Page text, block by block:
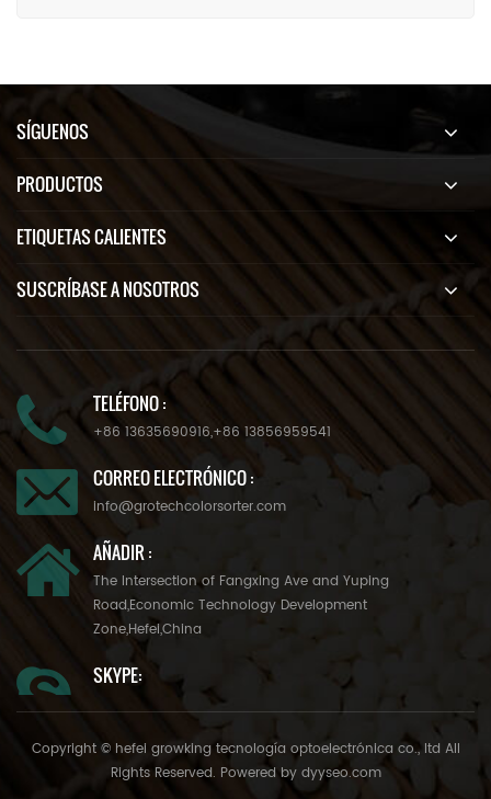
SÍGUENOS
PRODUCTOS
ETIQUETAS CALIENTES
SUSCRÍBASE A NOSOTROS
TELÉFONO :
+86 13635690916,+86 13856959541
CORREO ELECTRÓNICO :
info@grotechcolorsorter.com
AÑADIR :
The Intersection of Fangxing Ave and Yuping
Road,Economic Technology Development
Zone,Hefei,China
SKYPE:
Copyright © hefei growking tecnología optoelectrónica co., ltd All
Rights Reserved. Powered by dyyseo.com